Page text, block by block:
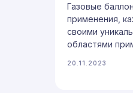
Газовые
применения,
своими
областями
20.11.2023